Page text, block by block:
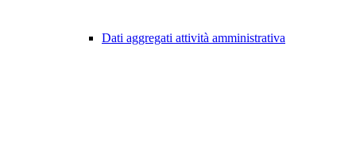
Dati aggregati attività amministrativa